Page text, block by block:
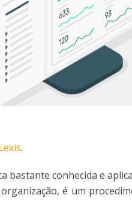
.
bastante conhecida e
é um